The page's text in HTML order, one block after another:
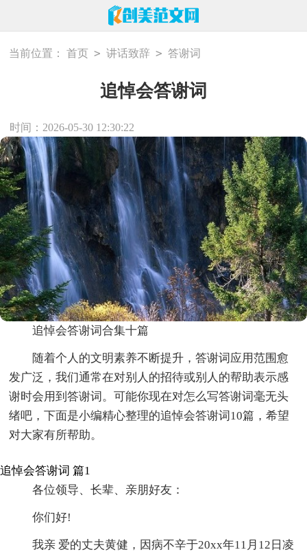
当前位置： 首页 > 讲话致辞 > 答谢词
追悼会答谢词
时间：2026-05-30 12:30:22
追悼会答谢词合集十篇
随着个人的文明素养不断提升，答谢词应用范围愈
发广泛，我们通常在对别人的招待或别人的帮助表示感
谢时会用到答谢词。可能你现在对怎么写答谢词毫无头
绪吧，下面是小编精心整理的追悼会答谢词10篇，希望
对大家有所帮助。
追悼会答谢词 篇1
各位领导、长辈、亲朋好友：
你们好!
我亲 爱的丈夫黄健，因病不辛于20xx年11月12日凌